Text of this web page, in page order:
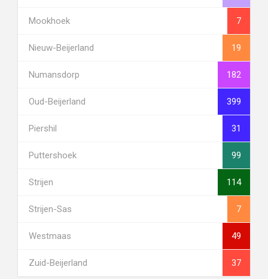
Mookhoek 7
Nieuw-Beijerland 19
Numansdorp 182
Oud-Beijerland 399
Piershil 31
Puttershoek 99
Strijen 114
Strijen-Sas 7
Westmaas 49
Zuid-Beijerland 37